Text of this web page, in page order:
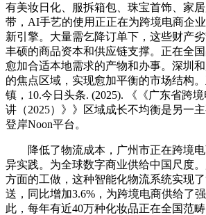
有美妆日化、服拆箱包、珠宝首饰、家
带，AI手艺的使用正正在为跨境电商企
新引擎。大量需乞降订单下，这些财产
丰硕的商品资本和供应链支撑。正在全
愈加合适本地需求的产物和办事。深圳
的焦点区域，实现愈加平衡的市场结构
镇，10.今日头条. (2025). 《《广东省跨
讲（2025）》》区域成长不均衡是另一
登岸Noon平台。
降低了物流成本，广州市正在跨境电
异实践。为全球数字商业供给中国尺度
方面的工做，这种智能化物流系统实现
送，同比增加3.6%，为跨境电商供给了
此，每年有近40万种化妆品正在全国范